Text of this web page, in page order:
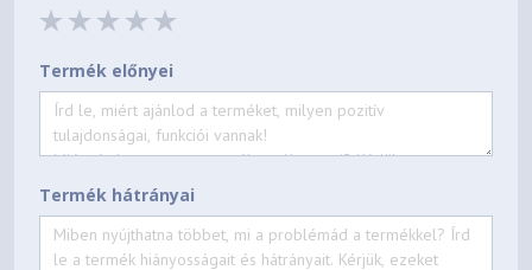
Termék előnyei
Termék hátrányai